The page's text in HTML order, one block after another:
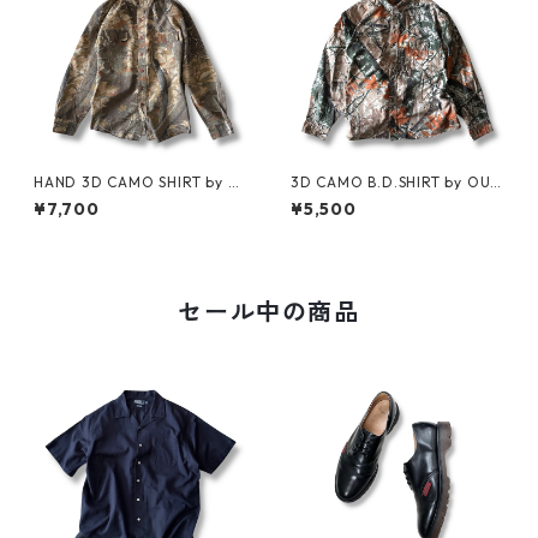
HAND 3D CAMO SHIRT by Cl
arfield Outdoors
¥7,700
3D CAMO B.D.SHIRT by OUT
FITTERS RIDGE
¥5,500
セール中の商品